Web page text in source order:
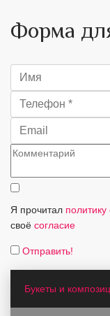
Форма
Я прочитал
своё согласие
Отправить!
Букеты и